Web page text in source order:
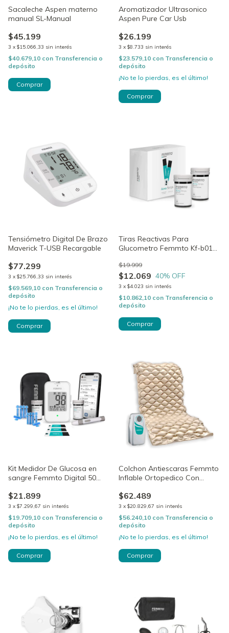
Sacaleche Aspen materno
manual SL-Manual
$45.199
3 x $15.066,33 sin interés
$40.679,10 con Transferencia o
depósito
Aromatizador Ultrasonico
Aspen Pure Car Usb
$26.199
3 x $8.733 sin interés
$23.579,10 con Transferencia o
depósito
¡No te lo pierdas, es el último!
Tensiómetro Digital De Brazo
Maverick T-USB Recargable
$77.299
3 x $25.766,33 sin interés
$69.569,10 con Transferencia o
depósito
¡No te lo pierdas, es el último!
Tiras Reactivas Para
Glucometro Femmto Kf-b01
$12.069
$19.999
40% OFF
3 x $4.023 sin interés
$10.862,10 con Transferencia o
depósito
Kit Medidor De Glucosa en
sangre Femmto Digital 50
A01
$21.899
3 x $7.299,67 sin interés
$19.709,10 con Transferencia o
depósito
¡No te lo pierdas, es el último!
Colchon Antiescaras Femmto
Inflable Ortopedico Con
$62.489
3 x $20.829,67 sin interés
$56.240,10 con Transferencia o
depósito
¡No te lo pierdas, es el último!